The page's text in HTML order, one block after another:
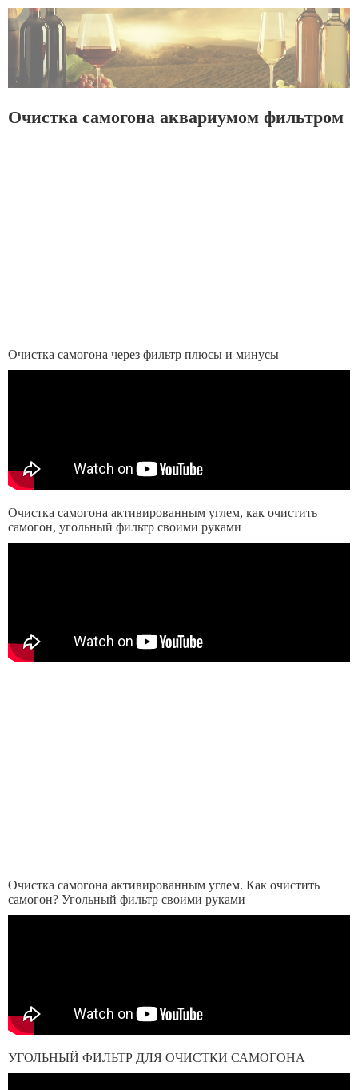
Очистка самогона аквариумом фильтром
Очистка самогона через фильтр плюсы и минусы
Очистка самогона активированным углем, как очистить
самогон, угольный фильтр своими руками
Очистка самогона активированным углем. Как очистить
самогон? Угольный фильтр своими руками
УГОЛЬНЫЙ ФИЛЬТР ДЛЯ ОЧИСТКИ САМОГОНА